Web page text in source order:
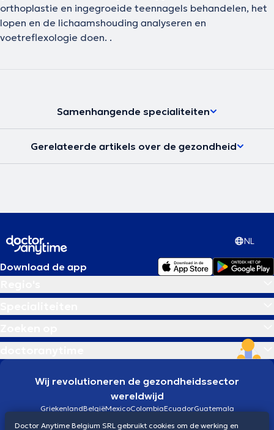
orthoplastie en ingegroeide teennagels behandelen, het
lopen en de lichaamshouding analyseren en
voetreflexologie doen. .
Samenhangende specialiteiten
Gerelateerde artikels over de gezondheid
NL
Download de app
Wij revolutioneren de gezondheidssector
wereldwijd
GriekenlandBelgiëMexicoColombiaEcuadorGuatemala
Doctor Anytime Belgium SRL gebruikt cookies om de werking en